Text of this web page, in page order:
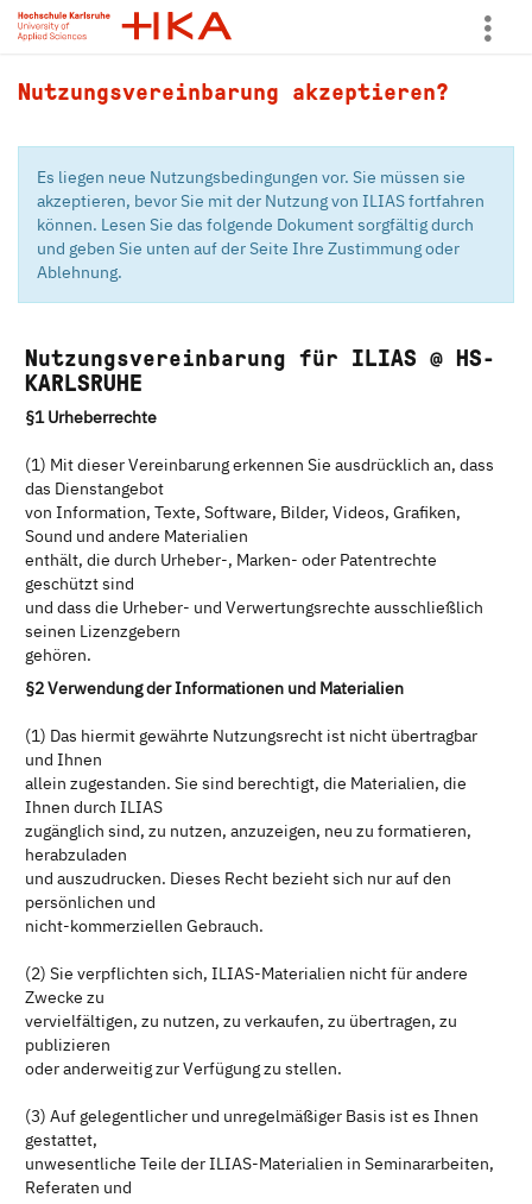
Nutzungsvereinbarung akzeptieren?
Es liegen neue Nutzungsbedingungen vor. Sie müssen sie
akzeptieren, bevor Sie mit der Nutzung von ILIAS fortfahren
können. Lesen Sie das folgende Dokument sorgfältig durch
und geben Sie unten auf der Seite Ihre Zustimmung oder
Ablehnung.
Nutzungsvereinbarung für ILIAS @ HS-
KARLSRUHE
§1 Urheberrechte
(1) Mit dieser Vereinbarung erkennen Sie ausdrücklich an, dass
das Dienstangebot
von Information, Texte, Software, Bilder, Videos, Grafiken,
Sound und andere Materialien
enthält, die durch Urheber-, Marken- oder Patentrechte
geschützt sind
und dass die Urheber- und Verwertungsrechte ausschließlich
seinen Lizenzgebern
gehören.
§2 Verwendung der Informationen und Materialien
(1) Das hiermit gewährte Nutzungsrecht ist nicht übertragbar
und Ihnen
allein zugestanden. Sie sind berechtigt, die Materialien, die
Ihnen durch ILIAS
zugänglich sind, zu nutzen, anzuzeigen, neu zu formatieren,
herabzuladen
und auszudrucken. Dieses Recht bezieht sich nur auf den
persönlichen und
nicht-kommerziellen Gebrauch.
(2) Sie verpflichten sich, ILIAS-Materialien nicht für andere
Zwecke zu
vervielfältigen, zu nutzen, zu verkaufen, zu übertragen, zu
publizieren
oder anderweitig zur Verfügung zu stellen.
(3) Auf gelegentlicher und unregelmäßiger Basis ist es Ihnen
gestattet,
unwesentliche Teile der ILIAS-Materialien in Seminararbeiten,
Referaten und